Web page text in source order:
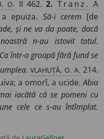
O. II 462. 2. Tranz. A
epuiza. Să-i cerem [de
și ne va da poate, dacă
n-au istovit totul.
Ca într-o groapă fără fund se
VLAHUȚĂ, O. A. 214.
a omorî, a ucide.Abia
iacătă că se pomeni cu
cele ce s-au întîmplat.